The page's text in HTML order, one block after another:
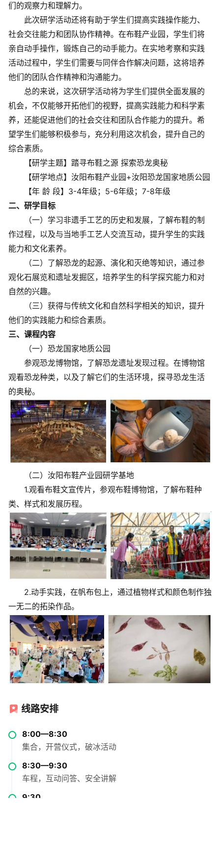
们的观察力和理解力。
此次研学活动还将有助于学生们提高实践操作能力、
社会交往能力和团队协作精神。在布鞋产业园，学生们将
亲自动手操作，锻炼自己的动手能力。在实地考察和实践
活动过程中，学生们需要与同伴合作解决问题，这将培养
他们的团队合作精神和沟通能力。
总的来说，这次研学活动将为学生们提供全面发展的
机会，不仅能够开拓他们的视野，提高实践能力和科学素
养，还能促进他们的社会交往和团队合作能力的提升。希
望学生们能够积极参与，充分利用这次机会，提升自己的
综合素质。
【研学主题】踏寻布鞋之源 探索恐龙奥秘
【研学地点】汝阳布鞋产业园+汝阳恐龙国家地质公园
【年 龄 段】3-4年级；5-6年级；7-8年级
二、研学目标
（一）学习非遗手工艺的历史和发展，了解布鞋的制
作过程，以及与当地手工艺人交流互动，提升学生的实践
能力和文化素养。
（二）了解恐龙的起源、演化和灭绝等知识，通过参
观化石展览和遗址发掘区，培养学生的科学探究能力和对
自然的兴趣。
（三）获得与传统文化和自然科学相关的知识，提升
他们的实践能力和综合素质。
三、课程内容
（一）恐龙国家地质公园
参观恐龙博物馆，了解恐龙遗址发现过程。在博物馆
观看恐龙种类，以及了解它们的生活环境，探寻恐龙生活
的奥秘。
（二）汝阳布鞋产业园研学基地
1.观看布鞋文宣传片，参观布鞋博物馆，了解布鞋种
类、样式和发展历程。
2.动手实践，在帆布包上，通过植物样式和颜色制作独
一无二的拓染作品。
线路安排
8:00—8:30
集合，开营仪式，破冰活动
8:30—9:30
车程，互动问答、安全讲解
9:30